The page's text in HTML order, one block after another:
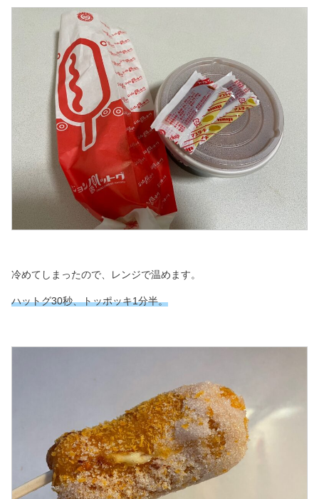
冷めてしまったので、レンジで温めます。
ハットグ30秒、トッポッキ1分半。